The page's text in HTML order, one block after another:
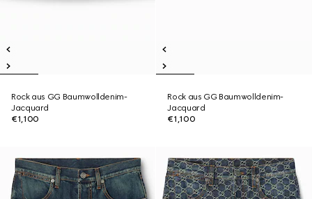
Rock aus GG Baumwolldenim-
Jacquard
€1,100
Rock aus GG Baumwolldenim-
Jacquard
€1,100